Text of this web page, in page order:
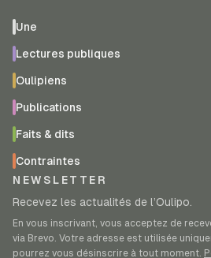
Une
Lectures publiques
Oulipiens
Publications
Faits & dits
Contraintes
NEWSLETTER
Recevez les actualités de l’Oulipo.
En vous inscrivant, vous acceptez de
via Brevo. Votre adresse est utilisée
pourrez vous désinscrire à tout moment.